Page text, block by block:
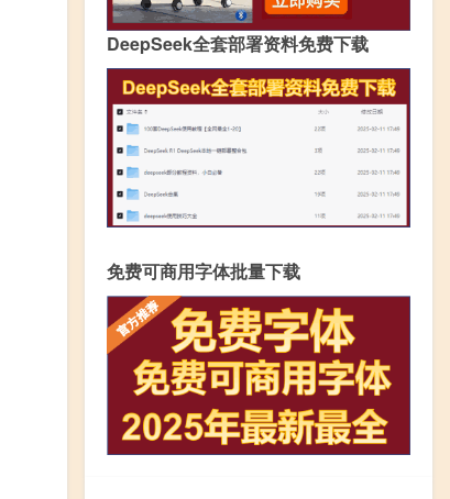
DeepSeek全套部署资料免费下载
免费可商用字体批量下载